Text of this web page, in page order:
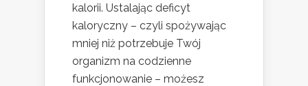
kalorii. Ustalając deficyt
kaloryczny – czyli spożywając
mniej niż potrzebuje Twój
organizm na codzienne
funkcjonowanie – możesz